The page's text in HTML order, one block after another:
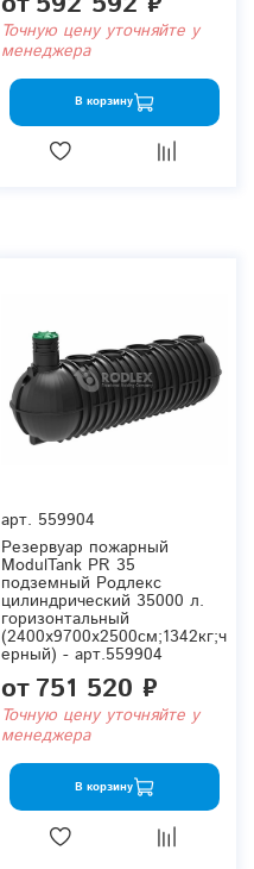
Точную цену уточняйте у
менеджера
В корзину
арт. 559904
Резервуар пожарный
ModulTank PR 35
подземный Родлекс
цилиндрический 35000 л.
горизонтальный
(2400x9700x2500см;1342кг;ч
ерный) - арт.559904
от751 520 ₽
Точную цену уточняйте у
менеджера
В корзину